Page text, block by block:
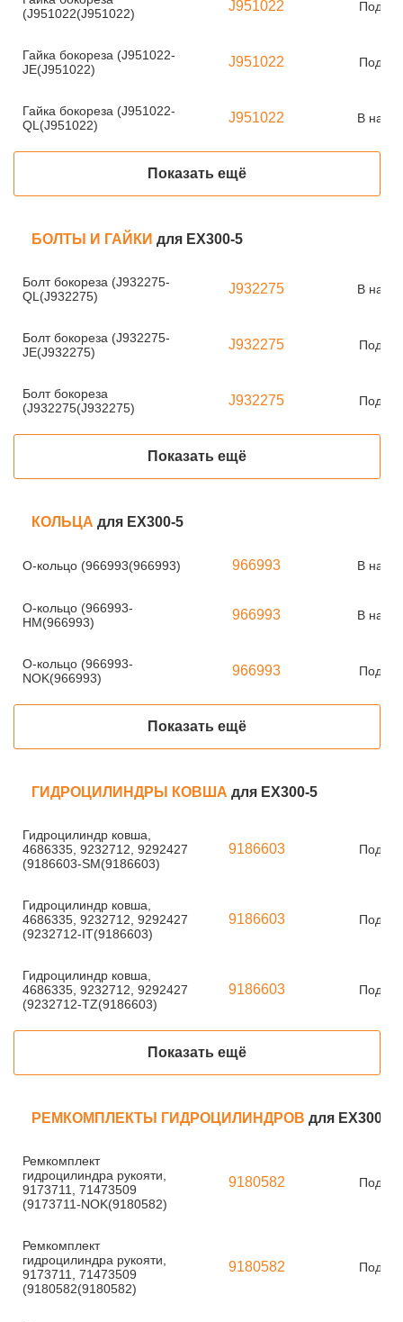
(J951022(J951022)
J951022 Под
Гайка бокореза (J951022-
JE(J951022)
J951022 Под
Гайка бокореза (J951022-
QL(J951022)
J951022 В
Показать ещё
БОЛТЫ И ГАЙКИ для EX300-5
Болт бокореза (J932275-
QL(J932275)
J932275 В
Болт бокореза (J932275-
JE(J932275)
J932275 Под
Болт бокореза
(J932275(J932275)
J932275 Под
Показать ещё
КОЛЬЦА для EX300-5
О-кольцо (966993(966993) 966993 В
О-кольцо (966993-
HM(966993)
966993 В
О-кольцо (966993-
NOK(966993)
966993 Под
Показать ещё
ГИДРОЦИЛИНДРЫ КОВША для EX300-5
Гидроцилиндр ковша,
4686335, 9232712, 9292427
(9186603-SM(9186603)
9186603 Под
Гидроцилиндр ковша,
4686335, 9232712, 9292427
(9232712-IT(9186603)
9186603 Под
Гидроцилиндр ковша,
4686335, 9232712, 9292427
(9232712-TZ(9186603)
9186603 Под
Показать ещё
РЕМКОМПЛЕКТЫ ГИДРОЦИЛИНДРОВ для EX300-5
Ремкомплект
гидроцилиндра рукояти,
9173711, 71473509
(9173711-NOK(9180582)
9180582 Под
Ремкомплект
гидроцилиндра рукояти,
9173711, 71473509
(9180582(9180582)
9180582 Под